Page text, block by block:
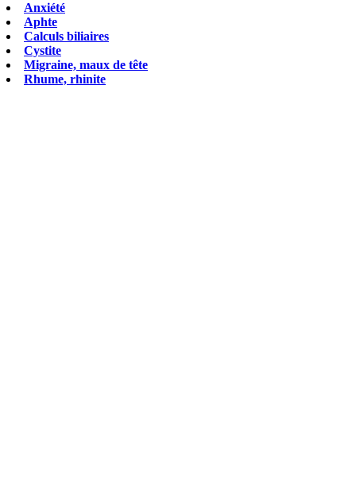
Anxiété
Aphte
Calculs biliaires
Cystite
Migraine, maux de tête
Rhume, rhinite